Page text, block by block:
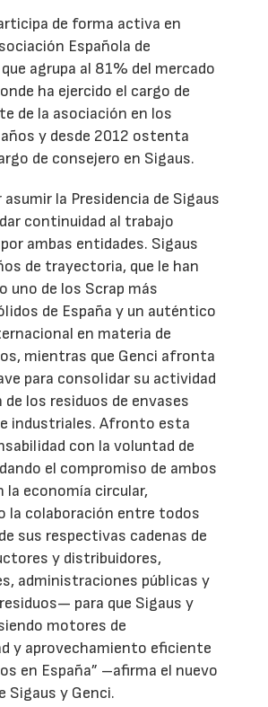
de forma activa en
Española de
agrupa al 81% del mercado
ha ejercido el cargo de
de la asociación en los
y desde 2012 ostenta
de consejero en Sigaus.
asumir la Presidencia de Sigaus
continuidad al trabajo
ambas entidades. Sigaus
de trayectoria, que le han
uno de los Scrap más
de España y un auténtico
en materia de
mientras que Genci afronta
para consolidar su actividad
los residuos de envases
industriales. Afronto esta
con la voluntad de
el compromiso de ambos
la economía circular,
la colaboración entre todos
sus respectivas cadenas de
y distribuidores,
administraciones públicas y
para que Sigaus y
motores de
y aprovechamiento eficiente
en España” –afirma el nuevo
Sigaus y Genci.